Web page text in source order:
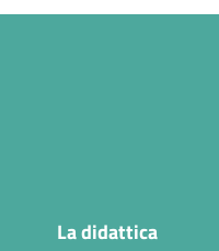
La didattica